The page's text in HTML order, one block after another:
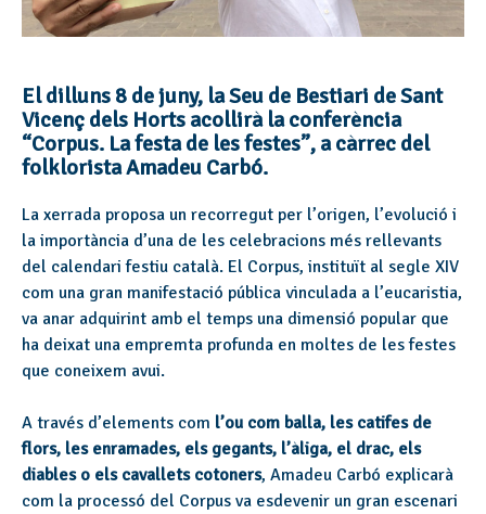
El dilluns 8 de juny, la Seu de Bestiari de Sant
Vicenç dels Horts acollirà la conferència
“Corpus. La festa de les festes”, a càrrec del
folklorista Amadeu Carbó.
La xerrada proposa un recorregut per l’origen, l’evolució i
la importància d’una de les celebracions més rellevants
del calendari festiu català. El Corpus, instituït al segle XIV
com una gran manifestació pública vinculada a l’eucaristia,
va anar adquirint amb el temps una dimensió popular que
ha deixat una empremta profunda en moltes de les festes
que coneixem avui.
A través d’elements com l’ou com balla, les catifes de
flors, les enramades, els gegants, l’àliga, el drac, els
diables o els cavallets cotoners, Amadeu Carbó explicarà
com la processó del Corpus va esdevenir un gran escenari